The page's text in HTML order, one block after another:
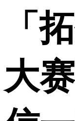
「
大